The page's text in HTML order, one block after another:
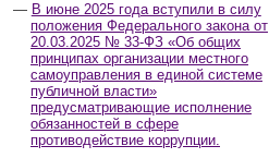
В июне 2025 года вступили в силу
положения Федерального закона от
20.03.2025 № 33-ФЗ «Об общих
принципах организации местного
самоуправления в единой системе
публичной власти»
предусматривающие исполнение
обязанностей в сфере
противодействие коррупции.